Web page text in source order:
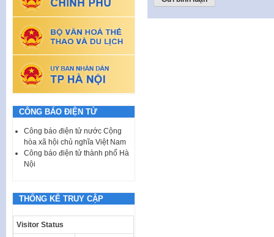
CÔNG BÁO ĐIỆN TỬ
Công báo điện tử nước Cộng
hòa xã hội chủ nghĩa Việt Nam
Công báo điện tử thành phố Hà
Nội
THỐNG KÊ TRUY CẬP
Visitor Status